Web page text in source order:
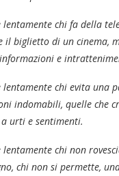
lentamente chi fa della
il biglietto di un cinema,
e
lentamente chi evita una
indomabili, quelle che
urti e sentimenti.
lentamente chi non
chi non si permette,